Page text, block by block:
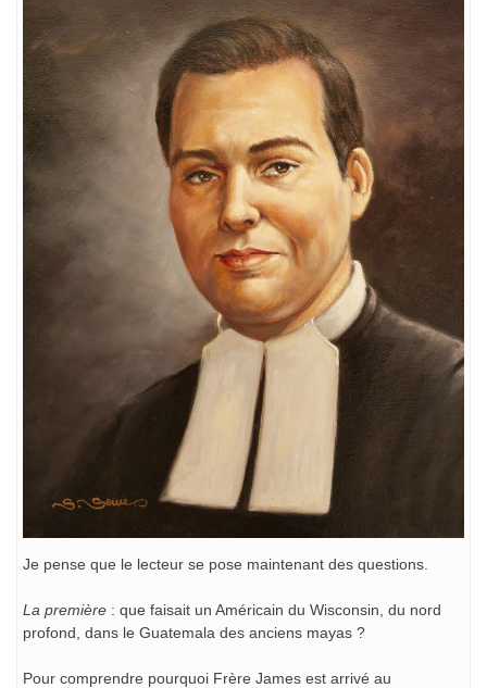
Je pense que le lecteur se pose maintenant des questions.
La première : que faisait un Américain du Wisconsin, du nord
profond, dans le Guatemala des anciens mayas ?
Pour comprendre pourquoi Frère James est arrivé au